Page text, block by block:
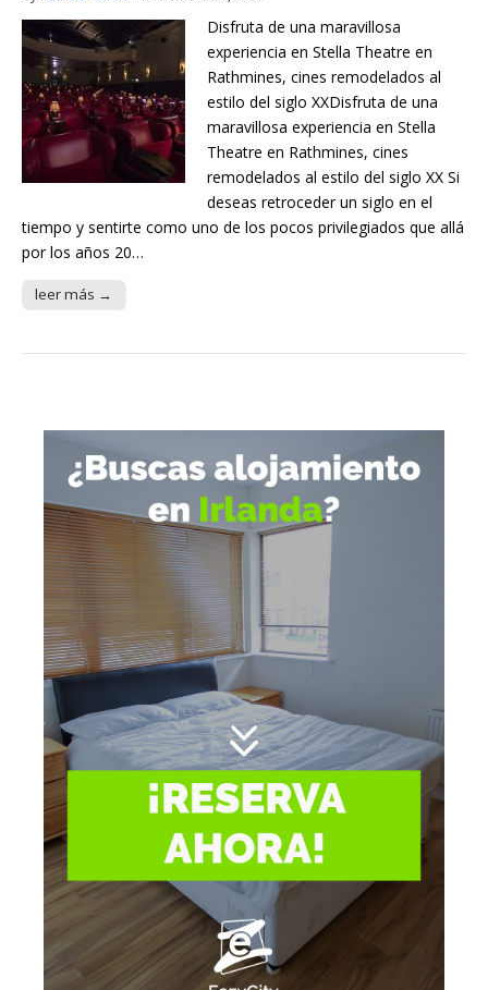
Disfruta de una maravillosa
experiencia en Stella Theatre en
Rathmines, cines remodelados al
estilo del siglo XXDisfruta de una
maravillosa experiencia en Stella
Theatre en Rathmines, cines
remodelados al estilo del siglo XX Si
deseas retroceder un siglo en el
tiempo y sentirte como uno de los pocos privilegiados que allá
por los años 20…
leer más →